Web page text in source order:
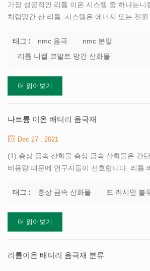
가장 성공적인 리튬 이온 시스템 중 하나는니
처럼망간 산 리튬, 시스템은 에너지 또는 전
배터리의 용량은 약 2,800mah이며 4a ~ 5a
있습니다. 특정 전력에 최적화 된 동일한 유형
콘 양극은 4000mah 이상에 도달하지만 부하
클 수명이 단축됩니다. 흑연에 첨가 된 실리콘
은 배터리의 구조가 불안정 해집니다.nmc의
조합에 있습니다. 니켈...
태그 : nmc 음극
nmc 분말
리튬 니켈 코발트 망간 산화물
더 읽어보기
나트륨 이온 배터리 음극재
Dec 27 , 2021
(1) 층상 금속 산화물 층상 금속 산화물은 간
비용량 때문에 연구자들이 선호합니다. 리튬
하기 위한 유망한 캐소드 재료입니다. (2) 프
을 미치기 때문입니다. 결정수는 나트륨 이온
태그 : 층상 금속 산화물 프 러시안 블
더 읽어보기
리튬이온 배터리 음극재 분류